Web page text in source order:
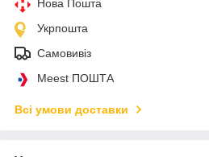
Нова Пошта
Укрпошта
Самовивіз
Meest ПОШТА
Всі умови доставки